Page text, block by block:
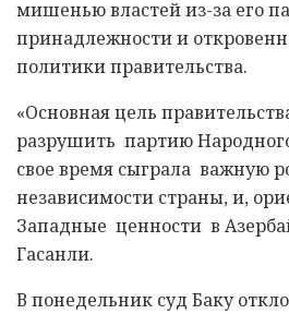
мишенью властей из-за его
принадлежности и
политики правительства.
«Основная цель
разрушить партию
свое время сыграла важную
независимости страны, и,
Западные ценности в
Гасанли.
В понедельник суд Баку